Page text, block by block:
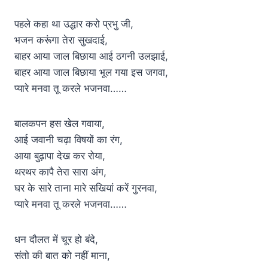
पहले कहा था उद्धार करो प्रभु जी,
भजन करूंगा तेरा सुखदाई,
बाहर आया जाल बिछाया आई ठगनी उलझाई,
बाहर आया जाल बिछाया भूल गया इस जगवा,
प्यारे मनवा तू करले भजनवा……
बालकपन हस खेल गवाया,
आई जवानी चढ़ा विषयों का रंग,
आया बुढ़ापा देख कर रोया,
थरथर कापै तेरा सारा अंग,
घर के सारे ताना मारे सखियां करें गुरनवा,
प्यारे मनवा तू करले भजनवा……
धन दौलत में चूर हो बंदे,
संतो की बात को नहीं माना,